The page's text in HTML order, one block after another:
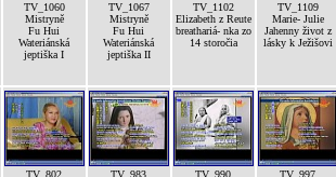
TV_1060
Mistryně
Fu Hui
Wateriánská
jeptiška I
TV_1067
Mistryně
Fu Hui
Wateriánská
jeptiška II
TV_1102
Elizabeth z Reute
breathariá- nka zo
14 storočia
TV_1109
Marie- Julie
Jahenny život z
lásky k Ježišovi
TV_802 TV_983 TV_990 TV_997